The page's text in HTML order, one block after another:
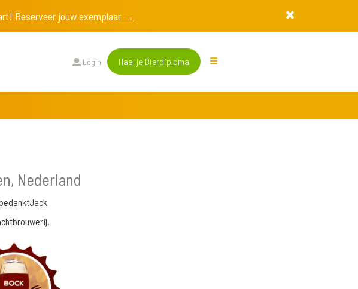
Reserveer jouw exemplaar →
Login Haal je Bierdiploma
Nederland